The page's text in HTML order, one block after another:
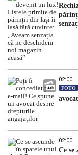
02:00
FOTO
02:00
Ce